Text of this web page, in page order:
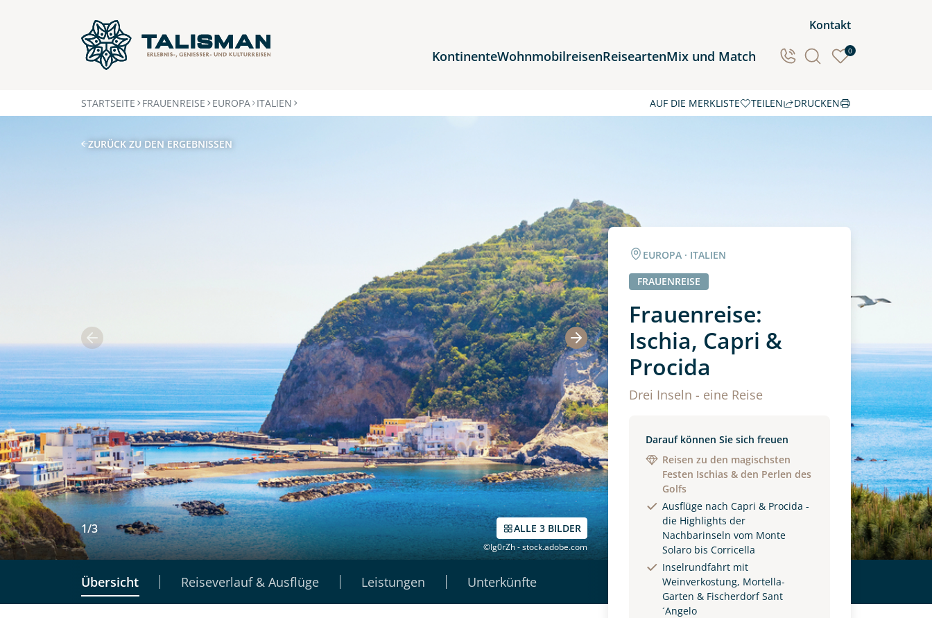
Kontakt
KontinenteWohnmobilreisenReiseartenMix und Match 0
STARTSEITE FRAUENREISE EUROPA ITALIEN AUF DIE MERKLISTE TEILEN DRUCKEN
ZURÜCK ZU DEN ERGEBNISSEN
1/3 ALLE 3 BILDER
©Ig0rZh - stock.adobe.com
Übersicht Reiseverlauf & Ausflüge Leistungen Unterkünfte
EUROPA · ITALIEN
FRAUENREISE
Frauenreise:
Ischia, Capri &
Procida
Drei Inseln - eine Reise
Darauf können Sie sich freuen
Reisen zu den magischsten
Festen Ischias & den Perlen des
Golfs
Ausflüge nach Capri & Procida -
die Highlights der
Nachbarinseln vom Monte
Solaro bis Corricella
Inselrundfahrt mit
Weinverkostung, Mortella-
Garten & Fischerdorf Sant
´Angelo